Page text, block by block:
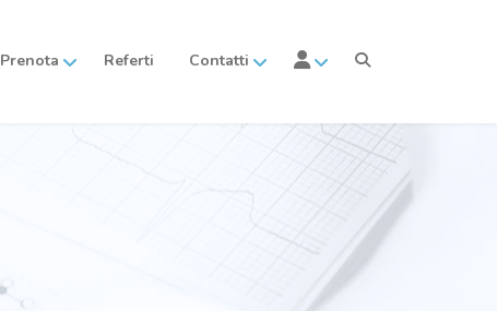
Prenota Referti Contatti